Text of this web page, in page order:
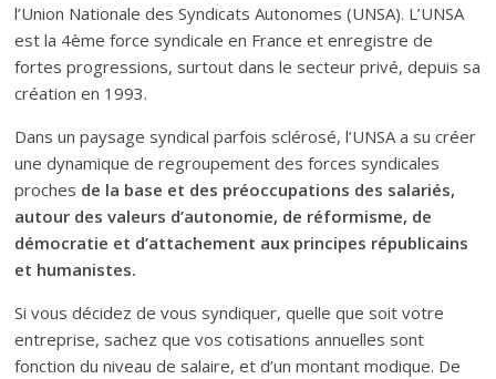
l’Union Nationale des Syndicats Autonomes (UNSA). L’UNSA
est la 4ème force syndicale en France et enregistre de
fortes progressions, surtout dans le secteur privé, depuis sa
création en 1993.
Dans un paysage syndical parfois sclérosé, l’UNSA a su créer
une dynamique de regroupement des forces syndicales
proches de la base et des préoccupations des salariés,
autour des valeurs d’autonomie, de réformisme, de
démocratie et d’attachement aux principes républicains
et humanistes.
Si vous décidez de vous syndiquer, quelle que soit votre
entreprise, sachez que vos cotisations annuelles sont
fonction du niveau de salaire, et d’un montant modique. De